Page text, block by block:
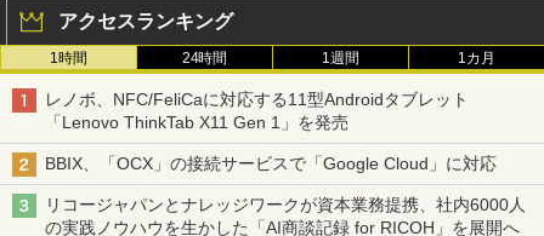
アクセスランキング
1時間 24時間 1週間 1カ月
レノボ、NFC/FeliCaに対応する11型Androidタブレット
「Lenovo ThinkTab X11 Gen 1」を発売
BBIX、「OCX」の接続サービスで「Google Cloud」に対応
リコージャパンとナレッジワークが資本業務提携、社内6000人
の実践ノウハウを生かした「AI商談記録 for RICOH」を展開へ